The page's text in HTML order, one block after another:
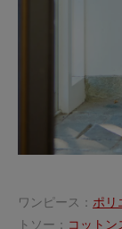
ワンピース： ポリ
トソー： コット